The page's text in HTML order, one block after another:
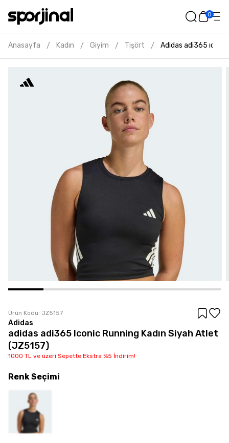
0
Anasayfa / Kadın / Giyim / Tişört / Adidas adi365
Ürün Kodu: JZ5157
Adidas
adidas adi365 Iconic Running Kadın Siyah Atlet
(JZ5157)
1000 TL ve üzeri Sepette Ekstra %5 İndirim!
RenkSeçimi